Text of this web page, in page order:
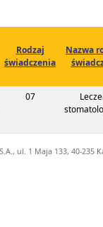
Rodzaj
świadczenia
Nazwa
07
ul. 1 Maja 133, 40-235